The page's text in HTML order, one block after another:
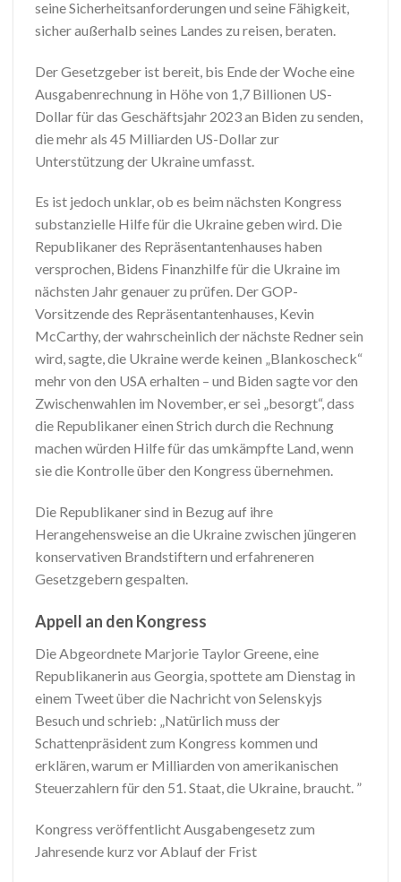
seine Sicherheitsanforderungen und seine Fähigkeit,
sicher außerhalb seines Landes zu reisen, beraten.
Der Gesetzgeber ist bereit, bis Ende der Woche eine
Ausgabenrechnung in Höhe von 1,7 Billionen US-
Dollar für das Geschäftsjahr 2023 an Biden zu senden,
die mehr als 45 Milliarden US-Dollar zur
Unterstützung der Ukraine umfasst.
Es ist jedoch unklar, ob es beim nächsten Kongress
substanzielle Hilfe für die Ukraine geben wird. Die
Republikaner des Repräsentantenhauses haben
versprochen, Bidens Finanzhilfe für die Ukraine im
nächsten Jahr genauer zu prüfen. Der GOP-
Vorsitzende des Repräsentantenhauses, Kevin
McCarthy, der wahrscheinlich der nächste Redner sein
wird, sagte, die Ukraine werde keinen „Blankoscheck“
mehr von den USA erhalten – und Biden sagte vor den
Zwischenwahlen im November, er sei „besorgt“, dass
die Republikaner einen Strich durch die Rechnung
machen würden Hilfe für das umkämpfte Land, wenn
sie die Kontrolle über den Kongress übernehmen.
Die Republikaner sind in Bezug auf ihre
Herangehensweise an die Ukraine zwischen jüngeren
konservativen Brandstiftern und erfahreneren
Gesetzgebern gespalten.
Appell an den Kongress
Die Abgeordnete Marjorie Taylor Greene, eine
Republikanerin aus Georgia, spottete am Dienstag in
einem Tweet über die Nachricht von Selenskyjs
Besuch und schrieb: „Natürlich muss der
Schattenpräsident zum Kongress kommen und
erklären, warum er Milliarden von amerikanischen
Steuerzahlern für den 51. Staat, die Ukraine, braucht. ”
Kongress veröffentlicht Ausgabengesetz zum
Jahresende kurz vor Ablauf der Frist